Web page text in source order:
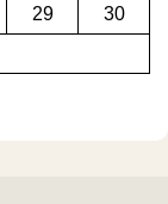
29
30